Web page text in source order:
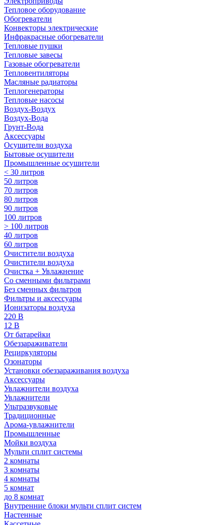
Тепловое оборудование
Обогреватели
Конвекторы электрические
Инфракрасные обогреватели
Тепловые пушки
Тепловые завесы
Газовые обогреватели
Тепловентиляторы
Масляные радиаторы
Теплогенераторы
Тепловые насосы
Воздух-Воздух
Воздух-Вода
Грунт-Вода
Аксессуары
Осушители воздуха
Бытовые осушители
Промышленные осушители
< 30 литров
50 литров
70 литров
80 литров
90 литров
100 литров
> 100 литров
40 литров
60 литров
Очистители воздуха
Очистители воздуха
Очистка + Увлажнение
Cо сменными фильтрами
Без сменных фильтров
Фильтры и аксессуары
Ионизаторы воздуха
220 В
12 В
От батарейки
Обеззараживатели
Рециркуляторы
Озонаторы
Установки обеззараживания воздуха
Аксессуары
Увлажнители воздуха
Увлажнители
Ультразвуковые
Традиционные
Арома-увлажнители
Промышленные
Мойки воздуха
Мульти сплит системы
2 комнаты
3 комнаты
4 комнаты
5 комнат
до 8 комнат
Внутренние блоки мульти сплит систем
Настенные